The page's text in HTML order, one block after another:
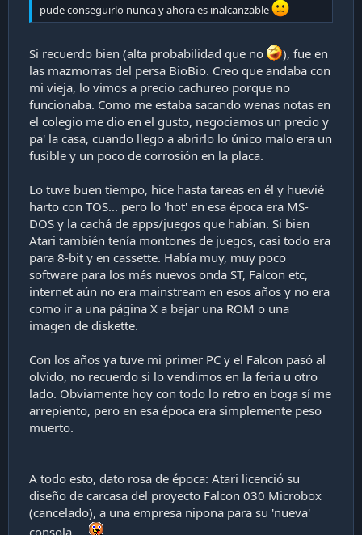
pude conseguirlo nunca y ahora es inalcanzable
Si recuerdo bien (alta probabilidad que no
), fue en
las mazmorras del persa BioBio. Creo que andaba con
mi vieja, lo vimos a precio cachureo porque no
funcionaba. Como me estaba sacando wenas notas en
el colegio me dio en el gusto, negociamos un precio y
pa' la casa, cuando llego a abrirlo lo único malo era un
fusible y un poco de corrosión en la placa.
Lo tuve buen tiempo, hice hasta tareas en él y huevié
harto con TOS... pero lo 'hot' en esa época era MS-
DOS y la cachá de apps/juegos que habían. Si bien
Atari también tenía montones de juegos, casi todo era
para 8-bit y en cassette. Había muy, muy poco
software para los más nuevos onda ST, Falcon etc,
internet aún no era mainstream en esos años y no era
como ir a una página X a bajar una ROM o una
imagen de diskette.
Con los años ya tuve mi primer PC y el Falcon pasó al
olvido, no recuerdo si lo vendimos en la feria u otro
lado. Obviamente hoy con todo lo retro en boga sí me
arrepiento, pero en esa época era simplemente peso
muerto.
A todo esto, dato rosa de época: Atari licenció su
diseño de carcasa del proyecto Falcon 030 Microbox
(cancelado), a una empresa nipona para su 'nueva'